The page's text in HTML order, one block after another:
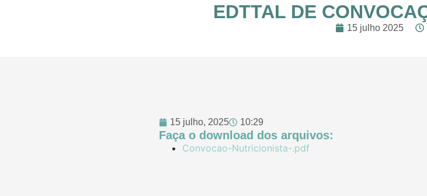
EDTTAL DE
15 julho 2025
15 julho, 2025 10:29
Faça o download dos arquivos:
Convocao-Nutricionista-.pdf